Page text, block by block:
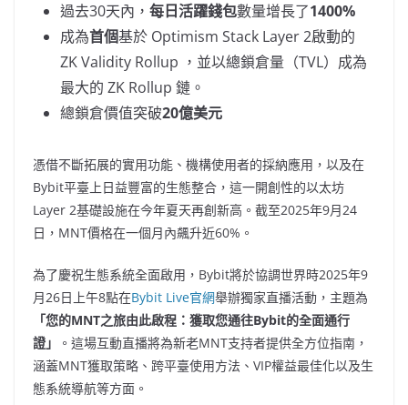
過去30天內， 每日活躍錢包數量增長了1400%
成為首個基於 Optimism Stack Layer 2啟動的
ZK Validity Rollup ，並以總鎖倉量（TVL）成為
最大的 ZK Rollup 鏈。
總鎖倉價值突破20億美元
憑借不斷拓展的實用功能、機構使用者的採納應用，以及在
Bybit平臺上日益豐富的生態整合，這一開創性的以太坊
Layer 2基礎設施在今年夏天再創新高。截至2025年9月24
日，MNT價格在一個月內飆升近60%。
為了慶祝生態系統全面啟用，Bybit將於協調世界時2025年9
月26日上午8點在Bybit Live官網舉辦獨家直播活動，主題為
「您的MNT之旅由此啟程：獲取您通往Bybit的全面通行
證」
。這場互動直播將為新老MNT支持者提供全方位指南，
涵蓋MNT獲取策略、跨平臺使用方法、VIP權益最佳化以及生
態系統導航等方面。